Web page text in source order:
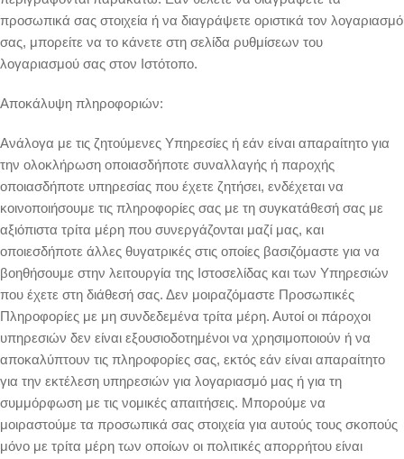
προσωπικά σας στοιχεία ή να διαγράψετε οριστικά τον λογαριασμό
σας, μπορείτε να το κάνετε στη σελίδα ρυθμίσεων του
λογαριασμού σας στον Ιστότοπο.
Αποκάλυψη πληροφοριών:
Ανάλογα με τις ζητούμενες Υπηρεσίες ή εάν είναι απαραίτητο για
την ολοκλήρωση οποιασδήποτε συναλλαγής ή παροχής
οποιασδήποτε υπηρεσίας που έχετε ζητήσει, ενδέχεται να
κοινοποιήσουμε τις πληροφορίες σας με τη συγκατάθεσή σας με
αξιόπιστα τρίτα μέρη που συνεργάζονται μαζί μας, και
οποιεσδήποτε άλλες θυγατρικές στις οποίες βασιζόμαστε για να
βοηθήσουμε στην λειτουργία της Ιστοσελίδας και των Υπηρεσιών
που έχετε στη διάθεσή σας. Δεν μοιραζόμαστε Προσωπικές
Πληροφορίες με μη συνδεδεμένα τρίτα μέρη. Αυτοί οι πάροχοι
υπηρεσιών δεν είναι εξουσιοδοτημένοι να χρησιμοποιούν ή να
αποκαλύπτουν τις πληροφορίες σας, εκτός εάν είναι απαραίτητο
για την εκτέλεση υπηρεσιών για λογαριασμό μας ή για τη
συμμόρφωση με τις νομικές απαιτήσεις. Μπορούμε να
μοιραστούμε τα προσωπικά σας στοιχεία για αυτούς τους σκοπούς
μόνο με τρίτα μέρη των οποίων οι πολιτικές απορρήτου είναι